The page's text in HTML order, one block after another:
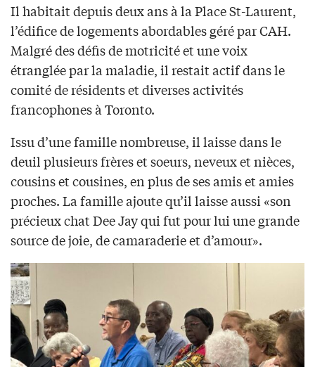
Il habitait depuis deux ans à la Place St-Laurent,
l’édifice de logements abordables géré par CAH.
Malgré des défis de motricité et une voix
étranglée par la maladie, il restait actif dans le
comité de résidents et diverses activités
francophones à Toronto.
Issu d’une famille nombreuse, il laisse dans le
deuil plusieurs frères et soeurs, neveux et nièces,
cousins et cousines, en plus de ses amis et amies
proches. La famille ajoute qu’il laisse aussi «son
précieux chat Dee Jay qui fut pour lui une grande
source de joie, de camaraderie et d’amour».